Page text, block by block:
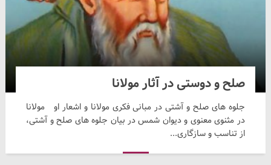
صلح و دوستی در آثار مولانا
جلوه های صلح و آشتی در مبانی فکری مولانا و اشعار او مولانا
در مثنوی معنوی و دیوان شمس در بیان جلوه های صلح و آشتی،
از تناسب و سازگاری...